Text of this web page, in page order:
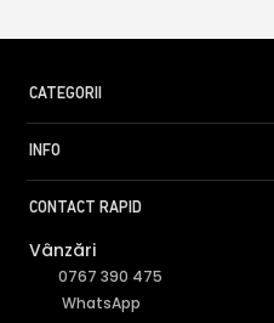
CATEGORII
INFO
CONTACT RAPID
Vânzări
0767 390 475
WhatsApp